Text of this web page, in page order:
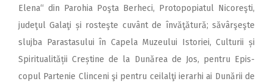
Elena“ din Parohia Poşta Berheci, Protopopiatul Nicoreşti,
judeţul Galaţi și rosteşte cuvânt de învăţătură; săvârşeşte
slujba Parastasului în Capela Muzeului Istoriei, Culturii și
Spiritualității Creștine de la Dunărea de Jos, pentru Epis­
copul Partenie Clinceni şi pentru ceilalţi ierarhi ai Dunării de